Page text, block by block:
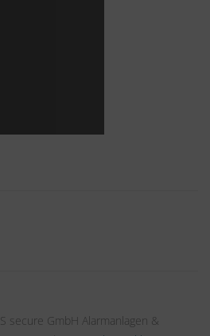
secure GmbH Alarmanlagen &